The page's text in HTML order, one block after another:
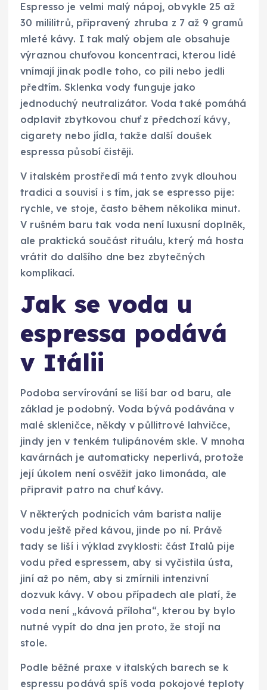
Espresso je velmi malý nápoj, obvykle 25 až
30 mililitrů, připravený zhruba z 7 až 9 gramů
mleté kávy. I tak malý objem ale obsahuje
výraznou chuťovou koncentraci, kterou lidé
vnímají jinak podle toho, co pili nebo jedli
předtím. Sklenka vody funguje jako
jednoduchý neutralizátor. Voda také pomáhá
odplavit zbytkovou chuť z předchozí kávy,
cigarety nebo jídla, takže další doušek
espressa působí čistěji.
V italském prostředí má tento zvyk dlouhou
tradici a souvisí i s tím, jak se espresso pije:
rychle, ve stoje, často během několika minut.
V rušném baru tak voda není luxusní doplněk,
ale praktická součást rituálu, který má hosta
vrátit do dalšího dne bez zbytečných
komplikací.
Jak se voda u
espressa podává
v Itálii
Podoba servírování se liší bar od baru, ale
základ je podobný. Voda bývá podávána v
malé skleničce, někdy v půllitrové lahvičce,
jindy jen v tenkém tulipánovém skle. V mnoha
kavárnách je automaticky neperlivá, protože
její úkolem není osvěžit jako limonáda, ale
připravit patro na chuť kávy.
V některých podnicích vám barista nalije
vodu ještě před kávou, jinde po ní. Právě
tady se liší i výklad zvyklosti: část Italů pije
vodu před espressem, aby si vyčistila ústa,
jiní až po něm, aby si zmírnili intenzivní
dozvuk kávy. V obou případech ale platí, že
voda není „kávová příloha“, kterou by bylo
nutné vypít do dna jen proto, že stojí na
stole.
Podle běžné praxe v italských barech se k
espressu podává spíš voda pokojové teploty